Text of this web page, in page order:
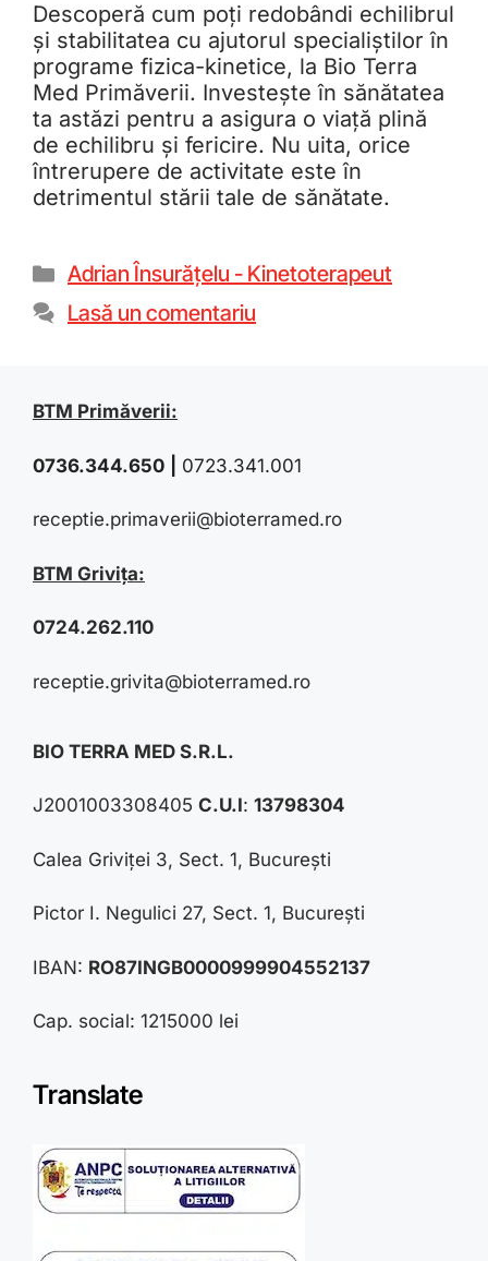
Descoperă cum poți redobândi echilibrul
și stabilitatea cu ajutorul specialiștilor în
programe fizica-kinetice, la Bio Terra
Med Primăverii. Investește în sănătatea
ta astăzi pentru a asigura o viață plină
de echilibru și fericire. Nu uita, orice
întrerupere de activitate este în
detrimentul stării tale de sănătate.
Adrian Însurățelu - Kinetoterapeut
Lasă un comentariu
BTM Primăverii:
0736.344.650 0723.341.001
receptie.primaverii@bioterramed.ro
BTM Grivița:
0724.262.110
receptie.grivita@bioterramed.ro
BIO TERRA MED S.R.L.
J2001003308405 C.U.I: 13798304
Calea Griviței 3, Sect. 1, București
Pictor I. Negulici 27, Sect. 1, București
IBAN: RO87INGB0000999904552137
Cap. social: 1215000 lei
Translate